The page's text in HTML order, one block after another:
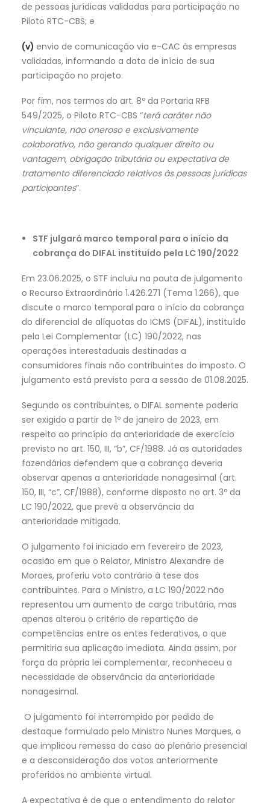
de pessoas jurídicas validadas para participação no
Piloto RTC-CBS; e
(v) envio de comunicação via e-CAC às empresas
validadas, informando a data de início de sua
participação no projeto.
Por fim, nos termos do art. 8º da Portaria RFB
549/2025, o Piloto RTC-CBS “terá caráter não
vinculante, não oneroso e exclusivamente
colaborativo, não gerando qualquer direito ou
vantagem, obrigação tributária ou expectativa de
tratamento diferenciado relativos às pessoas jurídicas
participantes”.
STF julgará marco temporal para o início da
cobrança do DIFAL instituído pela LC 190/2022
Em 23.06.2025, o STF incluiu na pauta de julgamento
o Recurso Extraordinário 1.426.271 (Tema 1.266), que
discute o marco temporal para o início da cobrança
do diferencial de alíquotas do ICMS (DIFAL), instituído
pela Lei Complementar (LC) 190/2022, nas
operações interestaduais destinadas a
consumidores finais não contribuintes do imposto. O
julgamento está previsto para a sessão de 01.08.2025.
Segundo os contribuintes, o DIFAL somente poderia
ser exigido a partir de 1º de janeiro de 2023, em
respeito ao princípio da anterioridade de exercício
previsto no art. 150, III, “b”, CF/1988. Já as autoridades
fazendárias defendem que a cobrança deveria
observar apenas a anterioridade nonagesimal (art.
150, III, “c”, CF/1988), conforme disposto no art. 3º da
LC 190/2022, que prevê a observância da
anterioridade mitigada.
O julgamento foi iniciado em fevereiro de 2023,
ocasião em que o Relator, Ministro Alexandre de
Moraes, proferiu voto contrário à tese dos
contribuintes. Para o Ministro, a LC 190/2022 não
representou um aumento de carga tributária, mas
apenas alterou o critério de repartição de
competências entre os entes federativos, o que
permitiria sua aplicação imediata. Ainda assim, por
força da própria lei complementar, reconheceu a
necessidade de observância da anterioridade
nonagesimal.
O julgamento foi interrompido por pedido de
destaque formulado pelo Ministro Nunes Marques, o
que implicou remessa do caso ao plenário presencial
e a desconsideração dos votos anteriormente
proferidos no ambiente virtual.
A expectativa é de que o entendimento do relator